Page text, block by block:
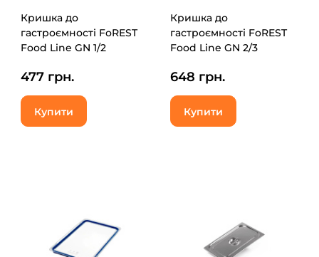
Кришка до
гастроємності FoREST
Food Line GN 1/2
477 грн.
Купити
Кришка до
гастроємності FoREST
Food Line GN 2/3
648 грн.
Купити